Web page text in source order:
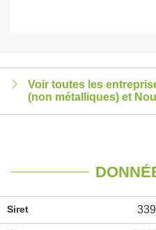
Voir toutes les
(non métalliques) et
Siret